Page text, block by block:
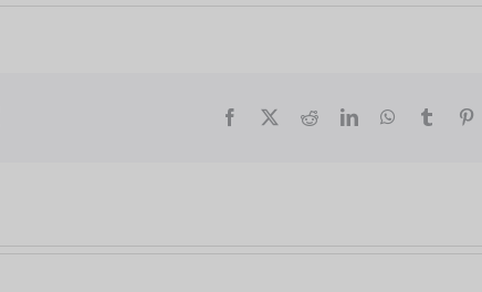
Facebook RedditLinkedInWhatsApp
Tumblr